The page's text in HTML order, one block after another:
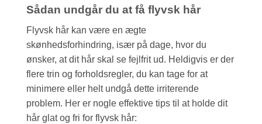
Sådan undgår du at få flyvsk hår
Flyvsk hår kan være en ægte
skønhedsforhindring, især på dage, hvor du
ønsker, at dit hår skal se fejlfrit ud. Heldigvis er der
flere trin og forholdsregler, du kan tage for at
minimere eller helt undgå dette irriterende
problem. Her er nogle effektive tips til at holde dit
hår glat og fri for flyvsk hår: